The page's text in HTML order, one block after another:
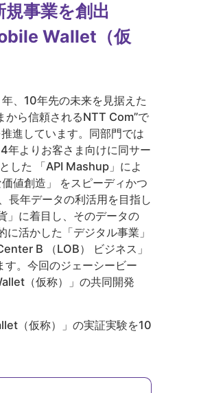
事業を創出
Wallet（仮
、10年先の未来を見据えた
から信頼されるNTT Com”で
進しています。同部門では
年よりお客さま向けに同サー
した 「API Mash­up」によ
値創造」 をスピーディかつ
長年データの利活用を目指し
」に着目し、そのデータの
活かした「デジタル事業」
B （LOB） ビジネス」
。今回のジェーシービー
（仮称）」の共同開発
（仮称）」の実証実験を10